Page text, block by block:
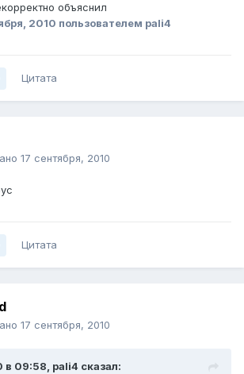
объяснил
2010 пользователем pali4
Цитата
17 сентября, 2010
Цитата
17 сентября, 2010
в 09:58, pali4 сказал: